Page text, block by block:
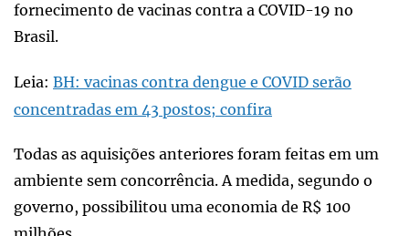
fornecimento de vacinas contra a COVID-19 no
Brasil.
Leia: BH: vacinas contra dengue e COVID serão
concentradas em 43 postos; confira
Todas as aquisições anteriores foram feitas em um
ambiente sem concorrência. A medida, segundo o
governo, possibilitou uma economia de R$ 100